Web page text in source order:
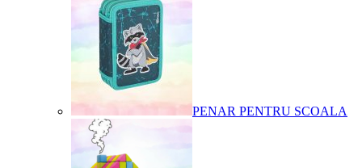
PENAR PENTRU SCOALA